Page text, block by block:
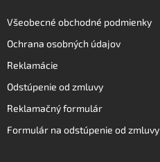
Všeobecné obchodné podmienky
Ochrana osobných údajov
Reklamácie
Odstúpenie od zmluvy
Reklamačný formulár
Formulár na odstúpenie od zmluvy